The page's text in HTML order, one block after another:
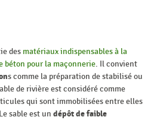
des matériaux indispensables à la
béton pour la maçonnerie. Il convient
s comme la préparation de stabilisé ou
de rivière est considéré comme
qui sont immobilisées entre elles
sable est un dépôt de faible